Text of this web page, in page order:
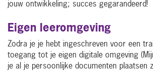
jouw ontwikkeling; succes gegarandeerd!
Eigen leeromgeving
Zodra je je hebt ingeschreven voor een
toegang tot je eigen digitale omgeving
je al je persoonlijke documenten plaatsen